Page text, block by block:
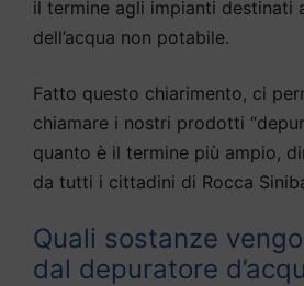
il termine agli impianti destinati
dell’acqua non potabile.
Fatto questo chiarimento, ci
chiamare i nostri prodotti
quanto è il termine più ampio,
da tutti i cittadini di Rocca
Quali sostanze
dal depuratore